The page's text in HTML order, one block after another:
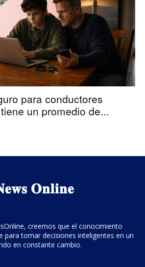
para conductores
un promedio de...
𝐎𝐧𝐥𝐢𝐧𝐞
creemos que el conocimiento
para tomar decisiones inteligentes en un
en constante cambio.